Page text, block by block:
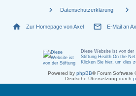
chevron_right Datenschutzerklärung chevron_right
home Zur Homepage von Axel mail_outline E-Mail an
Diese Website ist von der
Stiftung Health On the
Klicken Sie hier, um dies
Powered by phpBB® Forum Software
Deutsche Übersetzung durch